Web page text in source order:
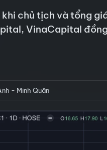
khi chủ tịch và tổng
VinaCapital
- Minh Quân